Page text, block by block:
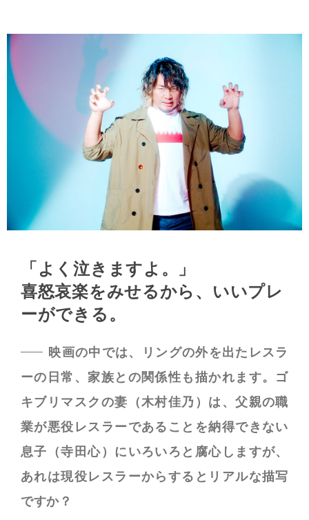
「よく泣きますよ。」
喜怒哀楽をみせるから、いいプレ
ーができる。
映画の中では、リングの外を出たレスラ
ーの日常、家族との関係性も描かれます。ゴ
キブリマスクの妻（木村佳乃）は、父親の職
業が悪役レスラーであることを納得できない
息子（寺田心）にいろいろと腐心しますが、
あれは現役レスラーからするとリアルな描写
ですか？